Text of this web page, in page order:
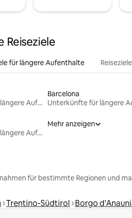
Reiseziele
für längere Aufenthalte
Unterkünfte für längere Aufenthalte
Barcelona
Unterkünfte für längere Aufenthalte
Mehr anzeigen
für bestimmte Regionen und
Trentino-Südtirol Borgo